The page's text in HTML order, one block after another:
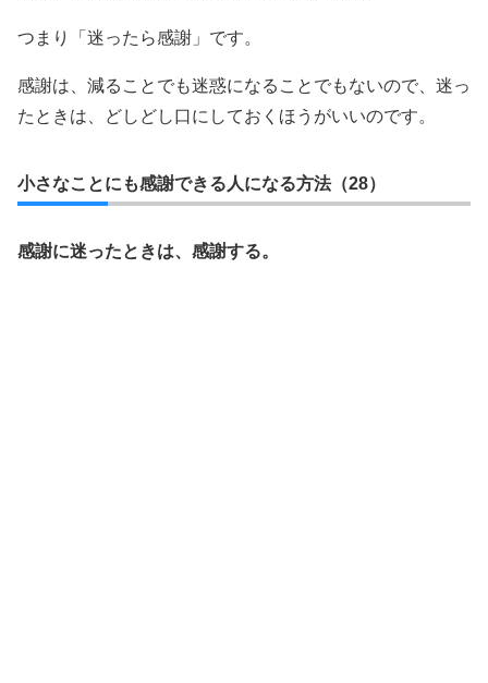
つまり「迷ったら感謝」です。
感謝は、減ることでも迷惑になることでもないので、迷っ
たときは、どしどし口にしておくほうがいいのです。
小さなことにも感謝できる人になる方法（28）
感謝に迷ったときは、感謝する。